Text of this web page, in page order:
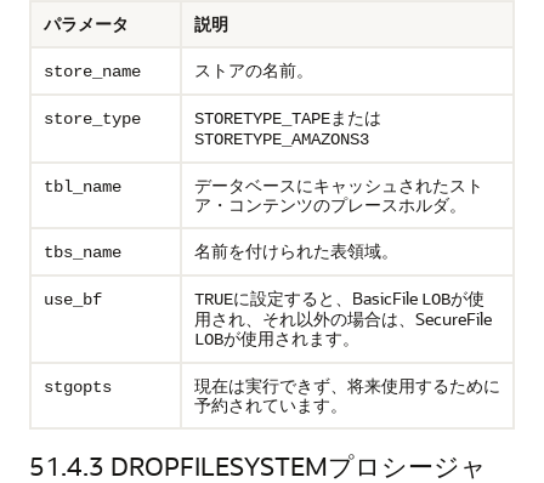
パラメータ 説明
store_name ストアの名前。
store_type STORETYPE_TAPEまたは
STORETYPE_AMAZONS3
tbl_name
データベースにキャッシュされたスト
ア・コンテンツのプレースホルダ。
tbs_name 名前を付けられた表領域。
use_bf TRUEに設定すると、BasicFile LOBが使
用され、それ以外の場合は、SecureFile
LOBが使用されます。
stgopts
現在は実行できず、将来使用するために
予約されています。
51.4.3 DROPFILESYSTEMプロシージャ